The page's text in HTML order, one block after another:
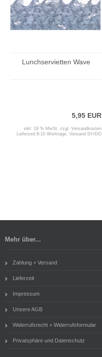
Lunchservietten Wave
5,95 EUR
inkl. 19 % MwSt. zzgl. Versandkosten
Lieferzeit:8-10 Werktage, Versand DI+DO
Mehr über...
Zahlung + Versand
Lieferzeit
Impressum
Unsere AGB
Widerrufsrecht + Widerrufsformular
Privatsphäre und Datenschutz